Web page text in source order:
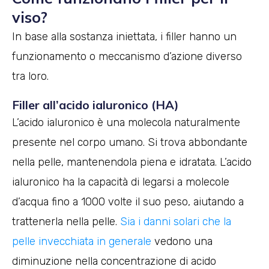
viso?
In base alla sostanza iniettata, i filler hanno un
funzionamento o meccanismo d’azione diverso
tra loro.
Filler all’acido ialuronico (HA)
L’acido ialuronico è una molecola naturalmente
presente nel corpo umano. Si trova abbondante
nella pelle, mantenendola piena e idratata. L’acido
ialuronico ha la capacità di legarsi a molecole
d’acqua fino a 1000 volte il suo peso, aiutando a
trattenerla nella pelle. Sia i danni solari che la
pelle invecchiata in generale vedono una
diminuzione nella concentrazione di acido